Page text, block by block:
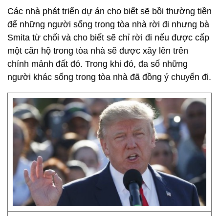
Các nhà phát triển dự án cho biết sẽ bồi thường tiền
để những người sống trong tòa nhà rời đi nhưng bà
Smita từ chối và cho biết sẽ chỉ rời đi nếu được cấp
một căn hộ trong tòa nhà sẽ được xây lên trên
chính mảnh đất đó. Trong khi đó, đa số những
người khác sống trong tòa nhà đã đồng ý chuyển đi.